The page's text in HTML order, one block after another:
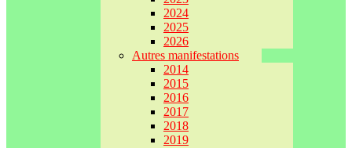
2024
2025
2026
Autres manifestations
2014
2015
2016
2017
2018
2019